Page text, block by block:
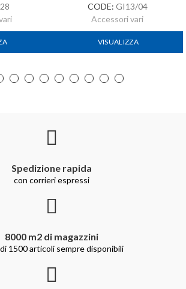
CODE: GI13/04
Accessori vari
VISUALIZZA
Spedizione rapida
con corrieri espressi
8000 m2 di magazzini
1500 articoli sempre disponibili